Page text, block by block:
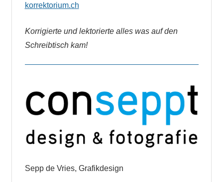
korrektorium.ch
Korrigierte und lektorierte alles was auf den
Schreibtisch kam!
Sepp de Vries, Grafikdesign